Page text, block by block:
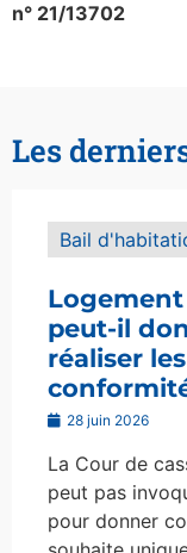
n° 21/13702
Les
Bail
peut-il
réaliser
28 juin 2026
La Cour de
peut pas
pour donner